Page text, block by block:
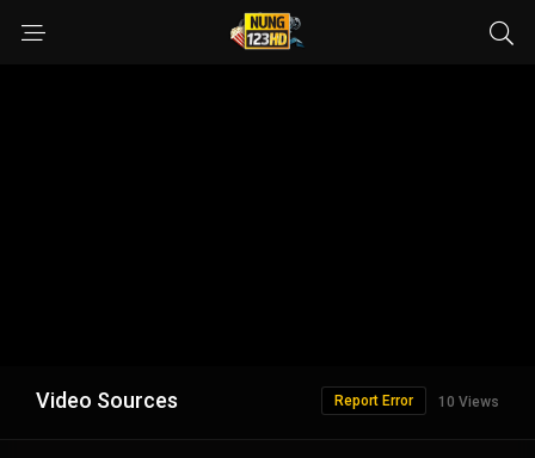
Video Sources 10 Views
Report Error